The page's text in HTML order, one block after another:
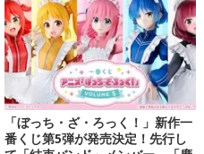
「ぼっち・ざ・ろっく！」新作一
番くじ第5弾が発売決定！先行し